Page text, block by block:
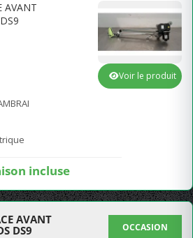
AVANT
incluse
Voir le produit
AVANT
DS9
OCCASION